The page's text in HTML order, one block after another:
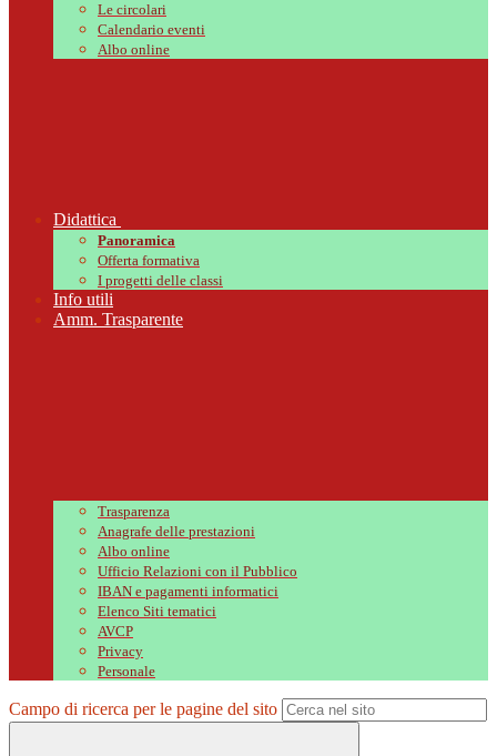
Le circolari
Calendario eventi
Albo online
Didattica
Panoramica
Offerta formativa
I progetti delle classi
Info utili
Amm. Trasparente
Trasparenza
Anagrafe delle prestazioni
Albo online
Ufficio Relazioni con il Pubblico
IBAN e pagamenti informatici
Elenco Siti tematici
AVCP
Privacy
Personale
Campo di ricerca per le pagine del sito